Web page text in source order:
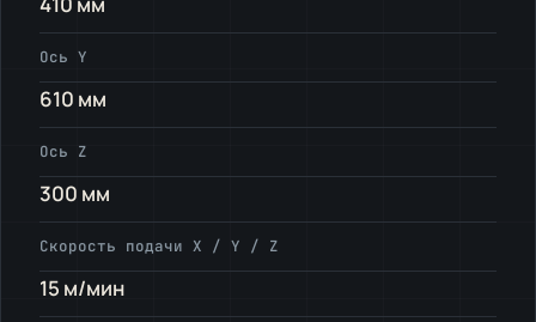
Ось Y
610 мм
Ось Z
300 мм
Скорость подачи X / Y / Z
15 м/мин